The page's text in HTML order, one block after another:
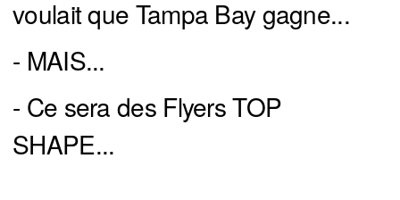
voulait que Tampa Bay gagne...
- MAIS...
- Ce sera des Flyers TOP
SHAPE...